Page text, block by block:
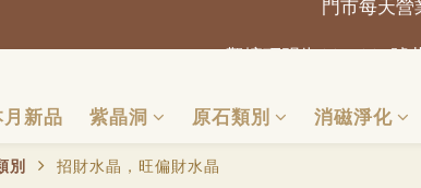
📍觀塘巧明街116-118號
新品 紫晶洞 原石類別 消磁淨化
別 招財水晶，旺偏財水晶